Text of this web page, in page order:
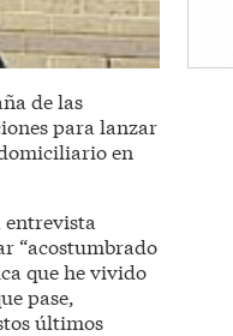
de las
para lanzar
en
entrevista
“acostumbrado
que he vivido
pase,
últimos